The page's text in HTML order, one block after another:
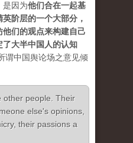
是因为他们合在一起基
阶层的一个大部分，
们的观点来构建自己
了大半中国人的认知
中国舆论场之意见倾
other people. Their
else's opinions,
their passions a